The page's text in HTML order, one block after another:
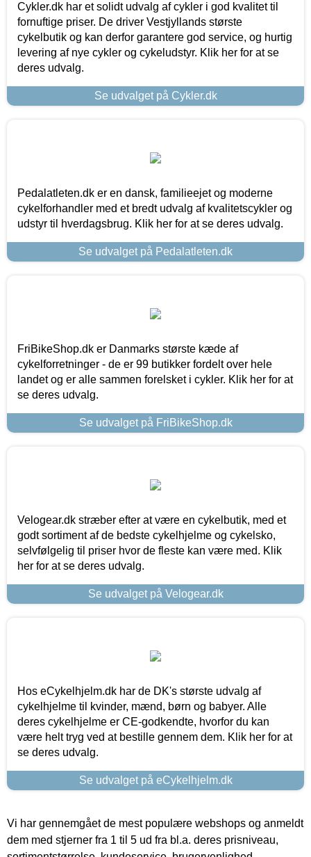
Cykler.dk har et solidt udvalg af cykler i god kvalitet til
fornuftige priser. De driver Vestjyllands største
cykelbutik og kan derfor garantere god service, og hurtig
levering af nye cykler og cykeludstyr. Klik her for at se
deres udvalg.
Se udvalget på Cykler.dk
Pedalatleten.dk er en dansk, familieejet og moderne
cykelforhandler med et bredt udvalg af kvalitetscykler og
udstyr til hverdagsbrug. Klik her for at se deres udvalg.
Se udvalget på Pedalatleten.dk
FriBikeShop.dk er Danmarks største kæde af
cykelforretninger - de er 99 butikker fordelt over hele
landet og er alle sammen forelsket i cykler. Klik her for at
se deres udvalg.
Se udvalget på FriBikeShop.dk
Velogear.dk stræber efter at være en cykelbutik, med et
godt sortiment af de bedste cykelhjelme og cykelsko,
selvfølgelig til priser hvor de fleste kan være med. Klik
her for at se deres udvalg.
Se udvalget på Velogear.dk
Hos eCykelhjelm.dk har de DK's største udvalg af
cykelhjelme til kvinder, mænd, børn og babyer. Alle
deres cykelhjelme er CE-godkendte, hvorfor du kan
være helt tryg ved at bestille gennem dem. Klik her for at
se deres udvalg.
Se udvalget på eCykelhjelm.dk
Vi har gennemgået de mest populære webshops og anmeldt
dem med stjerner fra 1 til 5 ud fra bl.a. deres prisniveau,